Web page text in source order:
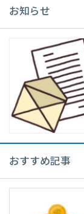
お知らせ
おすすめ記事